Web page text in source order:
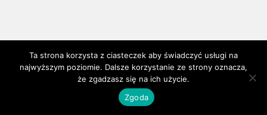
Ta strona korzysta z ciasteczek aby świadczyć usługi na
najwyższym poziomie. Dalsze korzystanie ze strony oznacza,
że zgadzasz się na ich użycie.
Zgoda